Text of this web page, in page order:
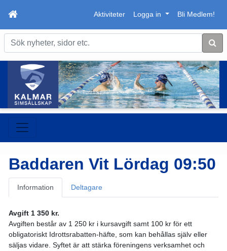
Aktiviteter Logga in Bli Medlem!
Sök
Baddaren Vit Lördag 09:50
Information Deltagare
Avgift 1 350 kr.
Avgiften består av 1 250 kr i kursavgift samt 100 kr för ett
obligatoriskt Idrottsrabatten-häfte, som kan behållas själv eller
säljas vidare. Syftet är att stärka föreningens verksamhet och